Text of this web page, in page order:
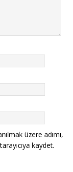
üzere adımı,
kaydet.